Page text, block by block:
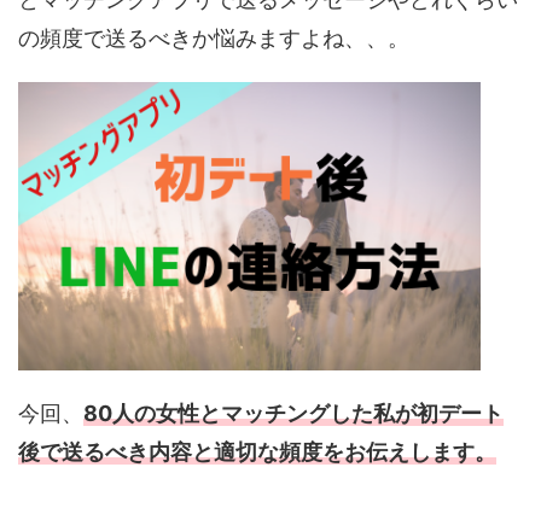
の頻度で送るべきか悩みますよね、、。
今回、 80人の女性とマッチングした私が初デート
後で送るべき内容と適切な頻度をお伝えします。